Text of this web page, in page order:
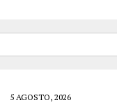
5 AGOSTO, 2026